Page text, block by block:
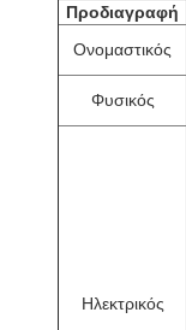
Προδιαγραφή
Ονομαστικός
Φυσικός
Ηλεκτρικός